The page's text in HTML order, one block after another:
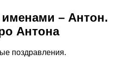
– Антон.
Антона
поздравления.